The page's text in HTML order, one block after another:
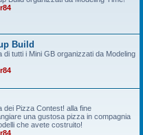
Build
tutti i Mini GB organizzati da Modeling
dei Pizza Contest! alla fine
una gustosa pizza in compagnia
che avete costruito!